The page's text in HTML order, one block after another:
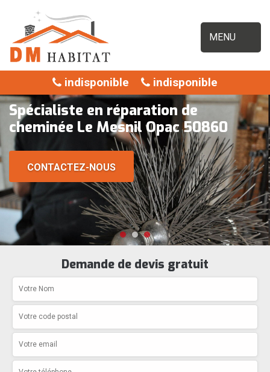
MENU
indisponible indisponible
Spécialiste en réparation de
cheminée Le Mesnil Opac 50860
CONTACTEZ-NOUS
Demande de devis gratuit